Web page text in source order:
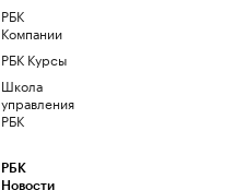
РБК
Компании
РБК Курсы
Школа
управления
РБК
РБК
Новости